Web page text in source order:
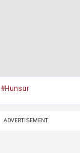
#Hunsur
ADVERTISEMENT